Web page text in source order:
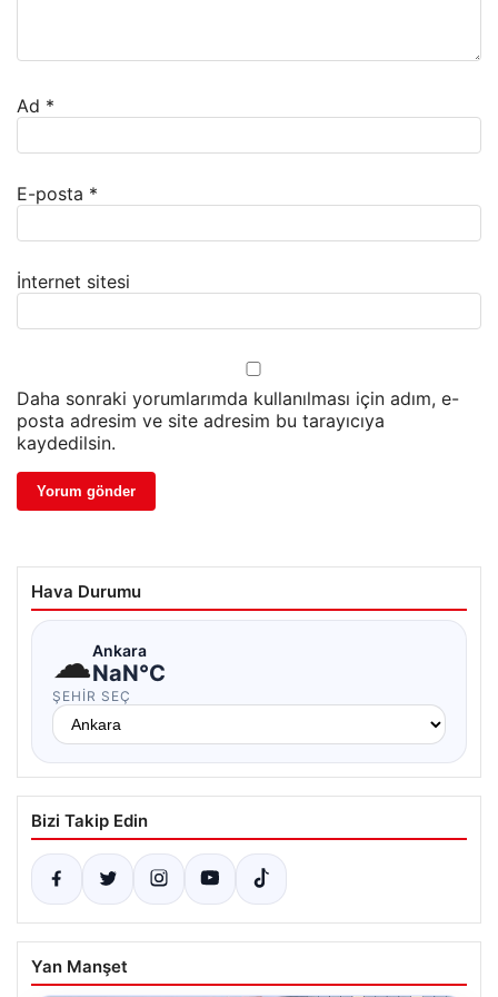
Ad *
E-posta *
İnternet sitesi
Daha sonraki yorumlarımda kullanılması için adım, e-
posta adresim ve site adresim bu tarayıcıya
kaydedilsin.
Hava Durumu
☁Ankara
NaN°C
ŞEHIR SEÇ
Bizi Takip Edin
Yan Manşet